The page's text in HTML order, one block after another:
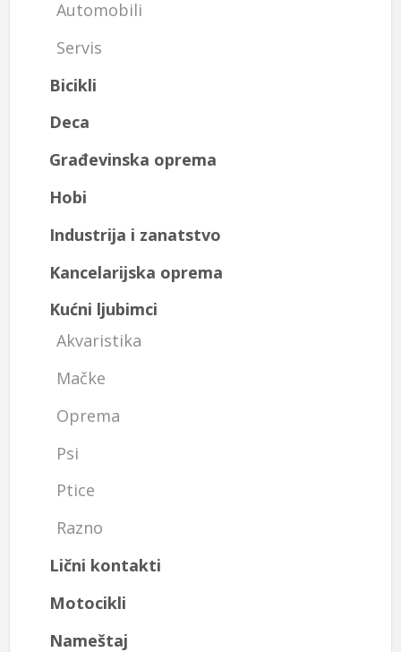
Automobili
Servis
Bicikli
Deca
Građevinska oprema
Hobi
Industrija i zanatstvo
Kancelarijska oprema
Kućni ljubimci
Akvaristika
Mačke
Oprema
Psi
Ptice
Razno
Lični kontakti
Motocikli
Nameštaj